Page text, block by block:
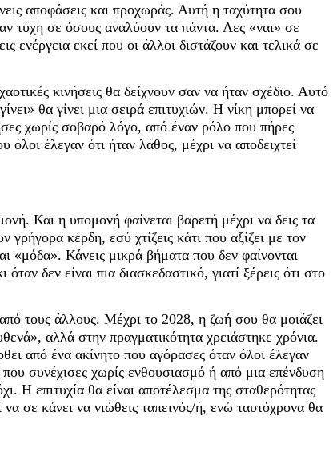
αποφάσεις και προχωράς. Αυτή η ταχύτητα σου
τύχη σε όσους αναλύουν τα πάντα. Λες «ναι» σε
ενέργεια εκεί που οι άλλοι διστάζουν και τελικά σε
κινήσεις θα δείχνουν σαν να ήταν σχέδιο. Αυτό
θα γίνει μια σειρά επιτυχιών. Η νίκη μπορεί να
χωρίς σοβαρό λόγο, από έναν ρόλο που πήρες
όλοι έλεγαν ότι ήταν λάθος, μέχρι να αποδειχτεί
Και η υπομονή φαίνεται βαρετή μέχρι να δεις τα
κέρδη, εσύ χτίζεις κάτι που αξίζει με τον
«μόδα». Κάνεις μικρά βήματα που δεν φαίνονται
δεν είναι πια διασκεδαστικό, γιατί ξέρεις ότι στο
από τους άλλους. Μέχρι το 2028, η ζωή σου θα μοιάζει
αλλά στην πραγματικότητα χρειάστηκε χρόνια.
από ένα ακίνητο που αγόρασες όταν όλοι έλεγαν
που συνέχισες χωρίς ενθουσιασμό ή από μια επένδυση
Η επιτυχία θα είναι αποτέλεσμα της σταθερότητας
σε κάνει να νιώθεις ταπεινός/ή, ενώ ταυτόχρονα θα